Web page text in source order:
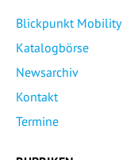
Blickpunkt Mobility
Katalogbörse
Newsarchiv
Kontakt
Termine